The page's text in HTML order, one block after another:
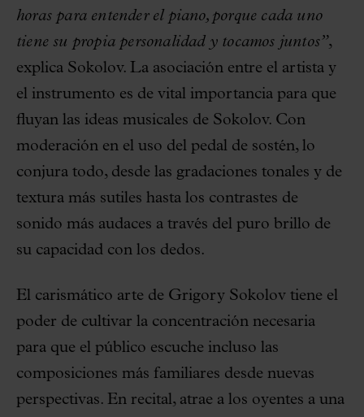
horas para entender el piano, porque cada uno
tiene su propia personalidad y tocamos juntos”,
explica Sokolov. La asociación entre el artista y
el instrumento es de vital importancia para que
fluyan las ideas musicales de Sokolov. Con
moderación en el uso del pedal de sostén, lo
conjura todo, desde las gradaciones tonales y de
textura más sutiles hasta los contrastes de
sonido más audaces a través del puro brillo de
su capacidad con los dedos.
El carismático arte de Grigory Sokolov tiene el
poder de cultivar la concentración necesaria
para que el público escuche incluso las
composiciones más familiares desde nuevas
perspectivas. En recital, atrae a los oyentes a una